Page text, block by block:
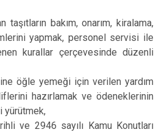
bakım, onarım, kiralama,
yapmak, personel servisi ile
kurallar çerçevesinde düzenli
yemeği için verilen yardım
hazırlamak ve ödeneklerinin
yürütmek,
2946 sayılı Kamu Konutları